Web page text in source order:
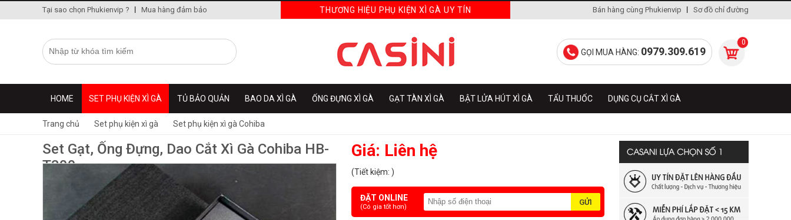
THƯƠNG HIỆU PHỤ KIỆN XÌ GÀ UY TÍN Sơ đồ chỉ đường
Bán hàng cùng Phukienvip
Tại sao chọn Phukienvip ? Mua hàng đảm bảo
0
GỌI MUA HÀNG: 0979.309.619
HOME SET PHỤ KIỆN XÌ GÀ TỦ BẢO QUẢN BAO DA XÌ GÀ ỐNG ĐỰNG XÌ GÀ GẠT TÀN XÌ GÀ BẬT LỬA HÚT XÌ GÀ TẨU THUỐC DỤNG CỤ CẮT XÌ GÀ
Trang chủ Set phụ kiện xì gà Set phụ kiện xì gà Cohiba
Set Gạt, Ống Đựng, Dao Cắt Xì Gà Cohiba HB-
T300
Giá: Liên hệ
(Tiết kiệm: )
ĐẶT ONLINE
(Có gia tốt hơn)